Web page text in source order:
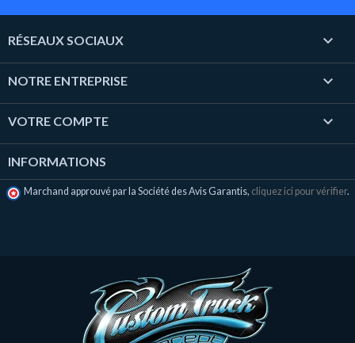
RÉSEAUX SOCIAUX 
NOTRE ENTREPRISE 
VOTRE COMPTE 
INFORMATIONS
Marchand approuvé par la Société des Avis Garantis, cliquez ici pour vérifier.